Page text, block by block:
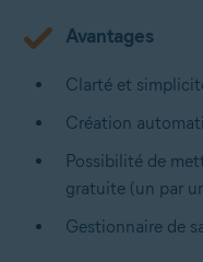
Avantages
Clarté et
Création
Possibilité de
gratuite (un par
Gestionnaire de